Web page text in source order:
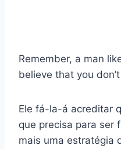
Remember, a man
believe that you
Ele fá-la-á acreditar
que precisa para ser
mais uma estratégia